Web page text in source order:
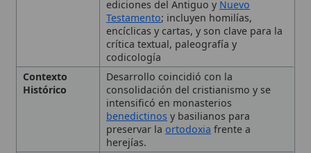
Desarrollo coincidió con la
consolidación del cristianismo y se
intensificó en monasterios
benedictinosy basilianos para
preservar laortodoxia
herejías.
Ejemplos
Codex Vaticanus (siglo IV), Codex
Sinaiticus (siglo IV), Codex
Alexandrinus (siglo V), Codex
Ephraemi Rescriptus (siglo V), Codex
Bezae (siglo V), Codex Claromontanus
(siglo V), Codex Fuldensis (siglo VIII),